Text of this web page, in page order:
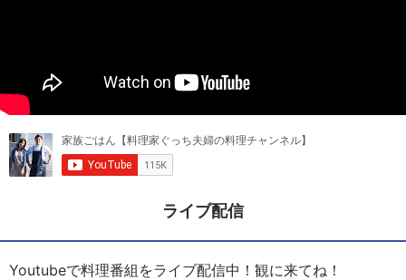
ライブ配信
Youtubeで料理番組をライブ配信中！観に来てね！